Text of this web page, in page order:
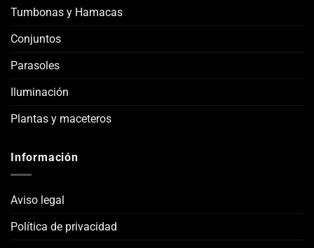
Tumbonas y Hamacas
Conjuntos
Parasoles
Iluminación
Plantas y maceteros
Información
Aviso legal
Política de privacidad